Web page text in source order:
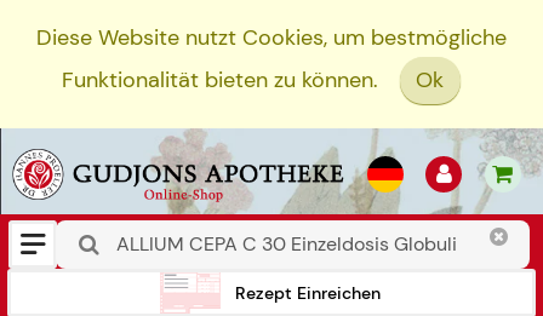
Diese Website nutzt Cookies, um bestmögliche
Funktionalität bieten zu können.
Ok
Rezept Einreichen